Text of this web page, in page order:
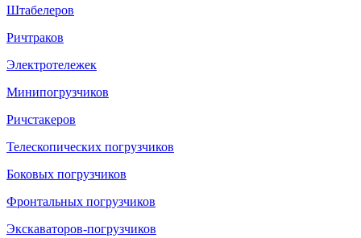
Штабелеров
Ричтраков
Электротележек
Минипогрузчиков
Ричстакеров
Телескопических погрузчиков
Боковых погрузчиков
Фронтальных погрузчиков
Экскаваторов-погрузчиков